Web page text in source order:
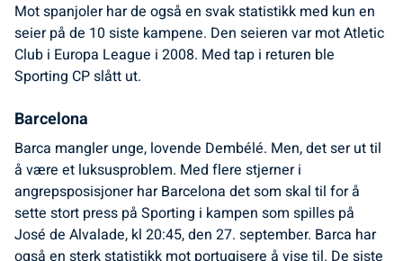
Mot spanjoler har de også en svak statistikk med kun en
seier på de 10 siste kampene. Den seieren var mot Atletic
Club i Europa League i 2008. Med tap i returen ble
Sporting CP slått ut.
Barcelona
Barca mangler unge, lovende Dembélé. Men, det ser ut til
å være et luksusproblem. Med flere stjerner i
angrepsposisjoner har Barcelona det som skal til for å
sette stort press på Sporting i kampen som spilles på
José de Alvalade, kl 20:45, den 27. september. Barca har
også en sterk statistikk mot portugisere å vise til. De siste